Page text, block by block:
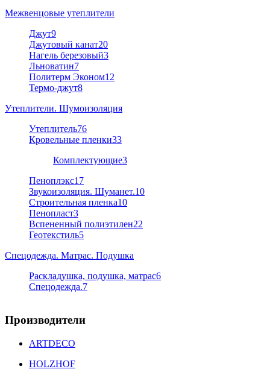
Межвенцовые утеплители
Джут9
Джутовый канат20
Нагель березовый3
Льноватин7
Политерм Эконом12
Термо-джут8
Утеплители. Шумоизоляция
Утеплитель76
Кровельные пленки33
Комплектующие3
Пеноплэкс17
Звукоизоляция. Шуманет.10
Строительная пленка10
Пенопласт3
Вспененный полиэтилен22
Геотекстиль5
Спецодежда. Матрас. Подушка
Раскладушка, подушка, матрас6
Спецодежда.7
Производители
ARTDECO
HOLZHOF